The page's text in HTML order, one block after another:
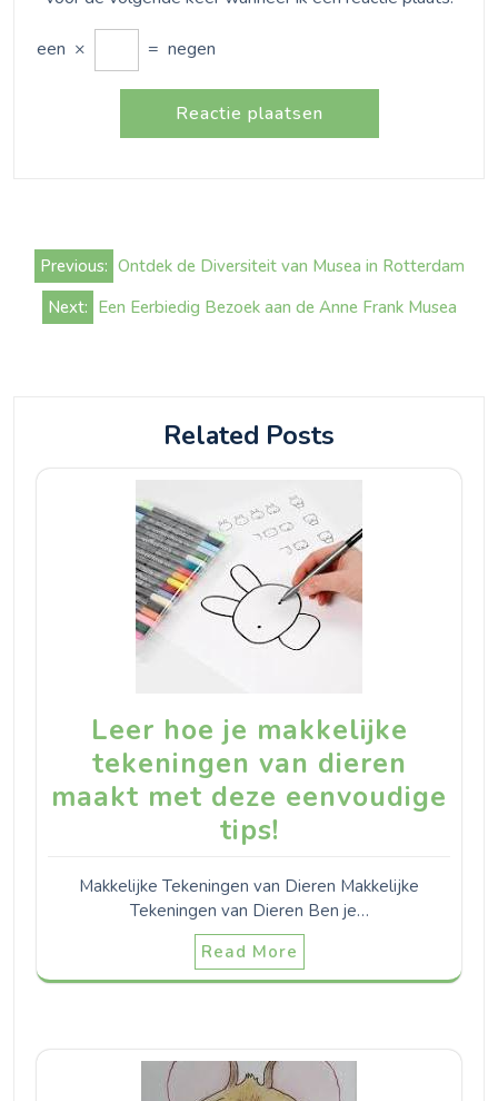
een × = negen
Bericht
navigatie
Previous: Ontdek de Diversiteit van Musea in Rotterdam
Next: Een Eerbiedig Bezoek aan de Anne Frank Musea
Related Posts
Leer hoe je makkelijke
tekeningen van dieren
maakt met deze eenvoudige
tips!
Makkelijke Tekeningen van Dieren Makkelijke
Tekeningen van Dieren Ben je…
Read More